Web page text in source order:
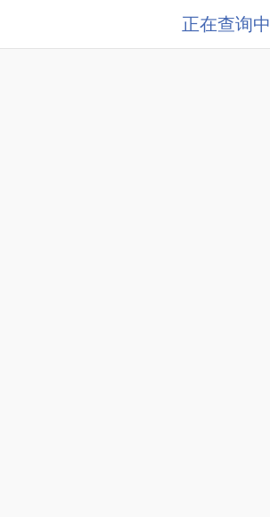
正在查询中